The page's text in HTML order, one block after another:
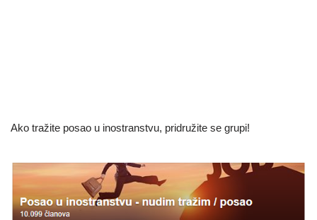
Ako tražite posao u inostranstvu, pridružite se grupi!